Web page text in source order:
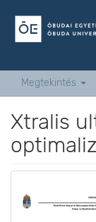
Megtekintés
Xtralis